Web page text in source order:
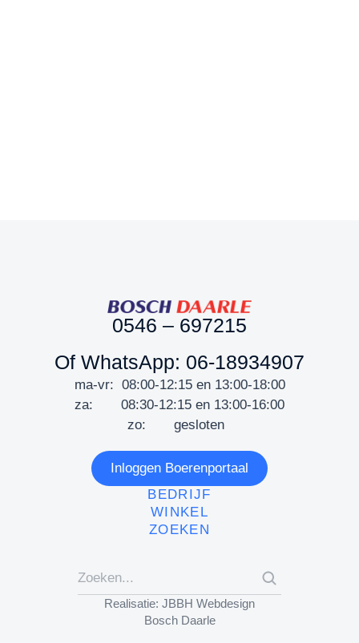
0546 – 697215
Of WhatsApp: 06-18934907
ma-vr: 08:00-12:15 en 13:00-18:00
za: 08:30-12:15 en 13:00-16:00
zo: gesloten
Inloggen Boerenportaal
BEDRIJF
WINKEL
ZOEKEN
Realisatie: JBBH Webdesign
Bosch Daarle